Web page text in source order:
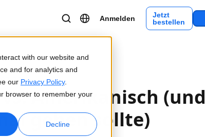
with our website and
and for analytics and
our Privacy Policy.
browser to remember your
Decline
Anmelden
Jetzt
bestellen
22
Amerikanisch (und
gehen sollte)